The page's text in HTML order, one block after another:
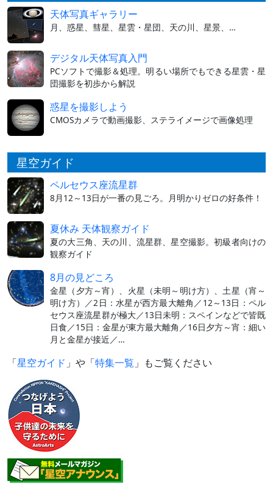
天体写真ギャラリー
月、惑星、彗星、星雲・星団、天の川、星景、…
デジタル天体写真入門
PCソフトで撮影＆処理。明るい場所でもできる星雲・星
団撮影を初歩から解説
惑星を撮影しよう
CMOSカメラで動画撮影、ステライメージで画像処理
星空ガイド
ペルセウス座流星群
8月12～13日が一番の見ごろ。月明かりゼロの好条件！
夏休み 天体観察ガイド
夏の大三角、天の川、流星群、星空撮影。初級者向けの
観察ガイド
8月の見どころ
金星（夕方～宵）、火星（未明～明け方）、土星（宵～
明け方）／2日：水星が西方最大離角／12～13日：ペル
セウス座流星群が極大／13日未明：スペインなどで皆既
日食／15日：金星が東方最大離角／16日夕方～宵：細い
月と金星が接近／…
「星空ガイド 」や「特集一覧 」もご覧ください